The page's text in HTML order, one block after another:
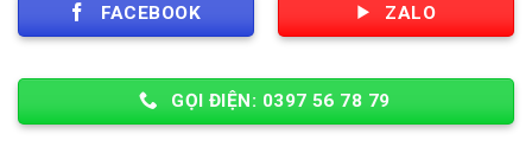
FACEBOOK ZALO
GỌI ĐIỆN: 0397 56 78 79